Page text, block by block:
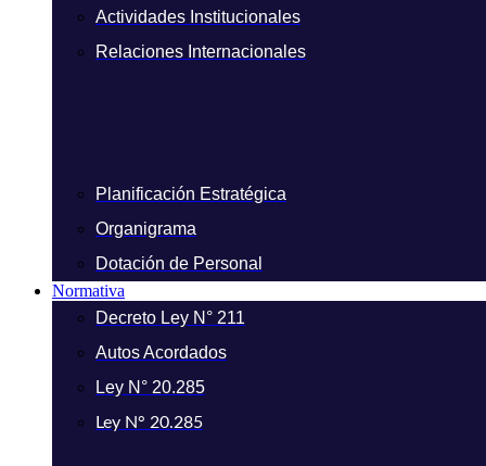
Actividades Institucionales
Relaciones Internacionales
Planificación Estratégica
Organigrama
Dotación de Personal
Normativa
Decreto Ley N° 211
Autos Acordados
Ley N° 20.285
Ley N° 20.285